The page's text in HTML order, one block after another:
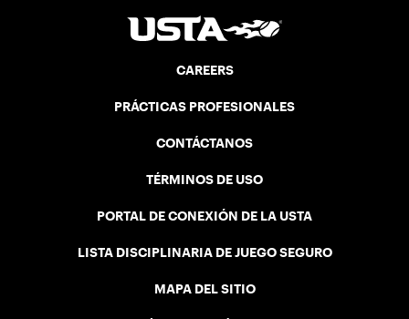
CAREERS
PRÁCTICAS PROFESIONALES
CONTÁCTANOS
TÉRMINOS DE USO
PORTAL DE CONEXIÓN DE LA USTA
LISTA DISCIPLINARIA DE JUEGO SEGURO
MAPA DEL SITIO